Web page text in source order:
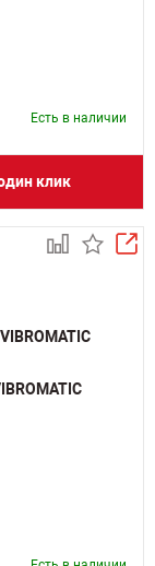
Есть в наличии
клик